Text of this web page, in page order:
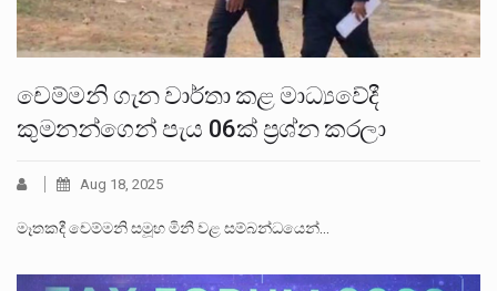
චෙම්මනි ගැන වාර්තා කළ මාධ්‍යවේදී
කුමනන්ගෙන් පැය 06ක් ප්‍රශ්න කරලා
Aug 18, 2025
මෑතකදී චෙම්මනි සමූහ මිනී වළ සම්බන්ධයෙන්…